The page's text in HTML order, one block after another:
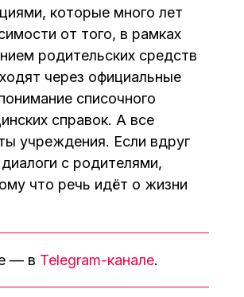
которые много лет
от того, в рамках
родительских средств
через официальные
списочного
справок. А все
учреждения. Если вдруг
с родителями,
что речь идёт о жизни
— в Telegram-канале.